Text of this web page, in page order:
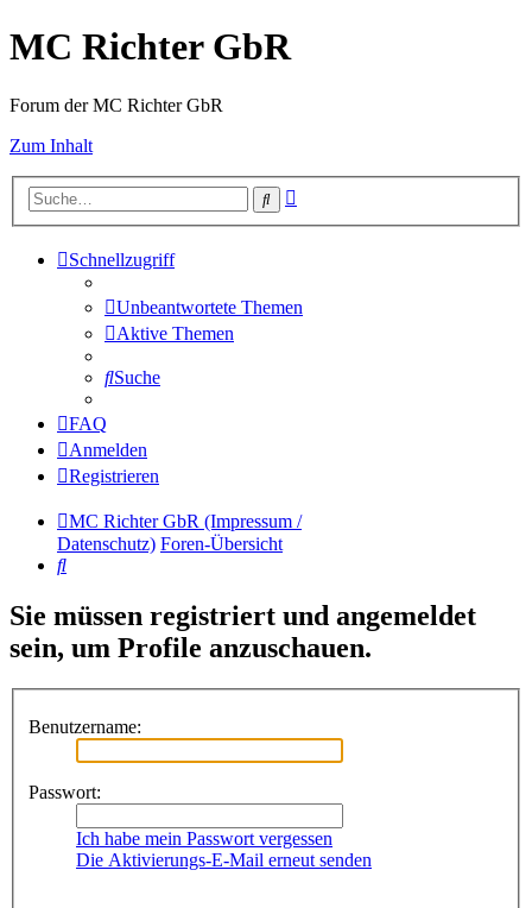
MC Richter GbR
Forum der MC Richter GbR
Zum Inhalt
Suche
Schnellzugriff
Unbeantwortete Themen
Aktive Themen
Suche
FAQ
Anmelden
Registrieren
MC Richter GbR (Impressum /
Datenschutz) Foren-Übersicht
Suche
Sie müssen registriert und angemeldet
sein, um Profile anzuschauen.
Benutzername:
Passwort:
Ich habe mein Passwort vergessen
Die Aktivierungs-E-Mail erneut senden